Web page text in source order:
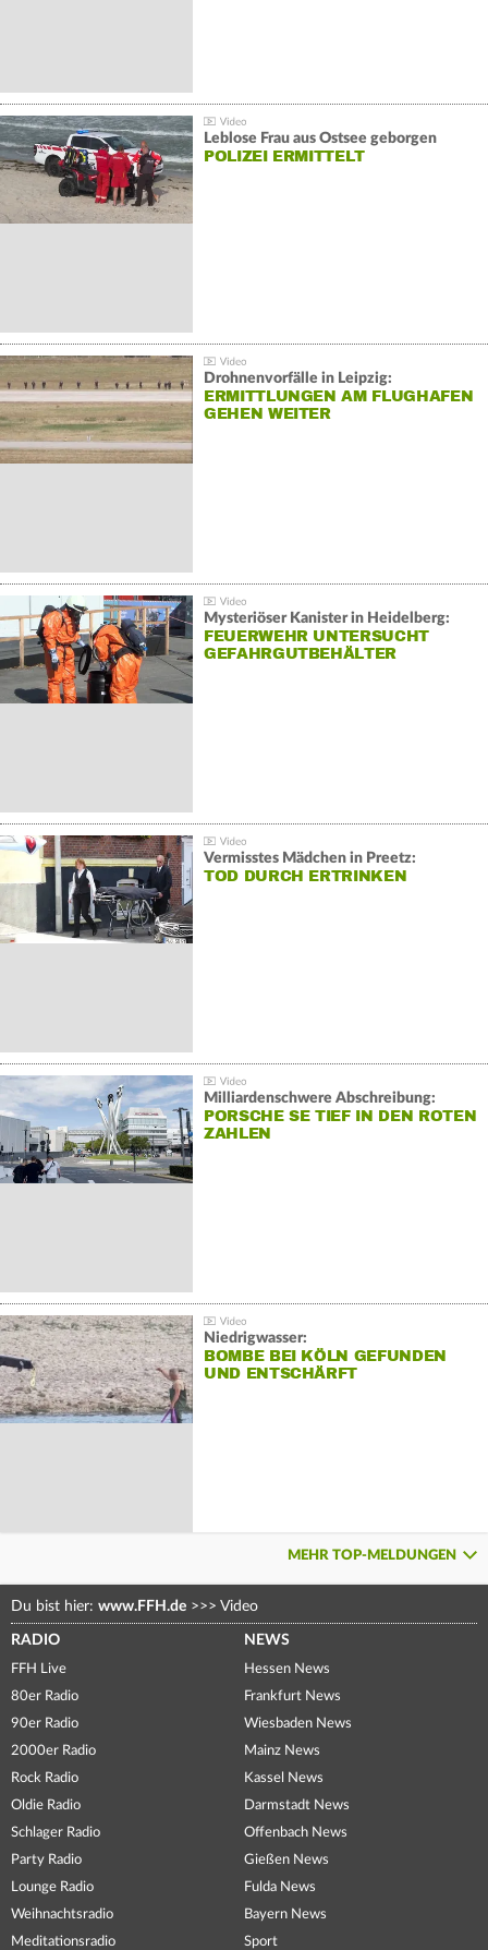
Leblose Frau aus Ostsee geborgen
POLIZEI ERMITTELT
Drohnenvorfälle in Leipzig:
ERMITTLUNGEN AM FLUGHAFEN
GEHEN WEITER
Mysteriöser Kanister in Heidelberg:
FEUERWEHR UNTERSUCHT
GEFAHRGUTBEHÄLTER
Vermisstes Mädchen in Preetz:
TOD DURCH ERTRINKEN
Milliardenschwere Abschreibung:
PORSCHE SE TIEF IN DEN ROTEN
ZAHLEN
Niedrigwasser:
BOMBE BEI KÖLN GEFUNDEN
UND ENTSCHÄRFT
MEHR TOP-MELDUNGEN
Du bist hier: www.FFH.de >>> Video
RADIO
FFH Live
80er Radio
90er Radio
2000er Radio
Rock Radio
Oldie Radio
Schlager Radio
Party Radio
Lounge Radio
Weihnachtsradio
Meditationsradio
NEWS
Hessen News
Frankfurt News
Wiesbaden News
Mainz News
Kassel News
Darmstadt News
Offenbach News
Gießen News
Fulda News
Bayern News
Sport